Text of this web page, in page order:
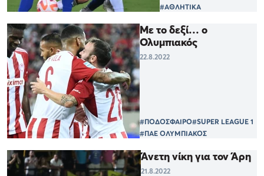
#ΑΘΛΗΤΙΚΑ
Με το δεξί… ο
Ολυμπιακός
22.8.2022
#ΠΟΔΟΣΦΑΙΡΟ#SUPER LEAGUE 1
#ΠΑΕ ΟΛΥΜΠΙΑΚΟΣ
Άνετη νίκη για τον Άρη
21.8.2022